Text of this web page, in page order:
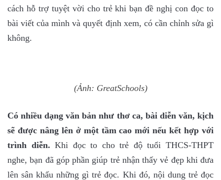
cách hỗ trợ tuyệt vời cho trẻ khi bạn đề nghị con đọc to
bài viết của mình và quyết định xem, có cần chỉnh sửa gì
không.
(Ảnh: GreatSchools)
Có nhiều dạng văn bản như thơ ca, bài diễn văn, kịch
sẽ được nâng lên ở một tầm cao mới nếu kết hợp với
trình diễn. Khi đọc to cho trẻ độ tuổi THCS-THPT
nghe, bạn đã góp phần giúp trẻ nhận thấy vẻ đẹp khi đưa
lên sân khấu những gì trẻ đọc. Khi đó, nội dung trẻ đọc